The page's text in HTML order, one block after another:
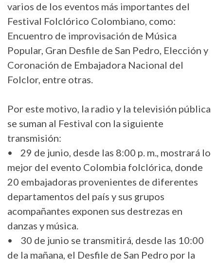
varios de los eventos más importantes del
Festival Folclórico Colombiano, como:
Encuentro de improvisación de Música
Popular, Gran Desfile de San Pedro, Elección y
Coronación de Embajadora Nacional del
Folclor, entre otras.
Por este motivo, la radio y la televisión pública
se suman al Festival con la siguiente
transmisión:
• 29 de junio, desde las 8:00 p. m., mostrará lo
mejor del evento Colombia folclórica, donde
20 embajadoras provenientes de diferentes
departamentos del país y sus grupos
acompañantes exponen sus destrezas en
danzas y música.
• 30 de junio se transmitirá, desde las 10:00
de la mañana, el Desfile de San Pedro por la